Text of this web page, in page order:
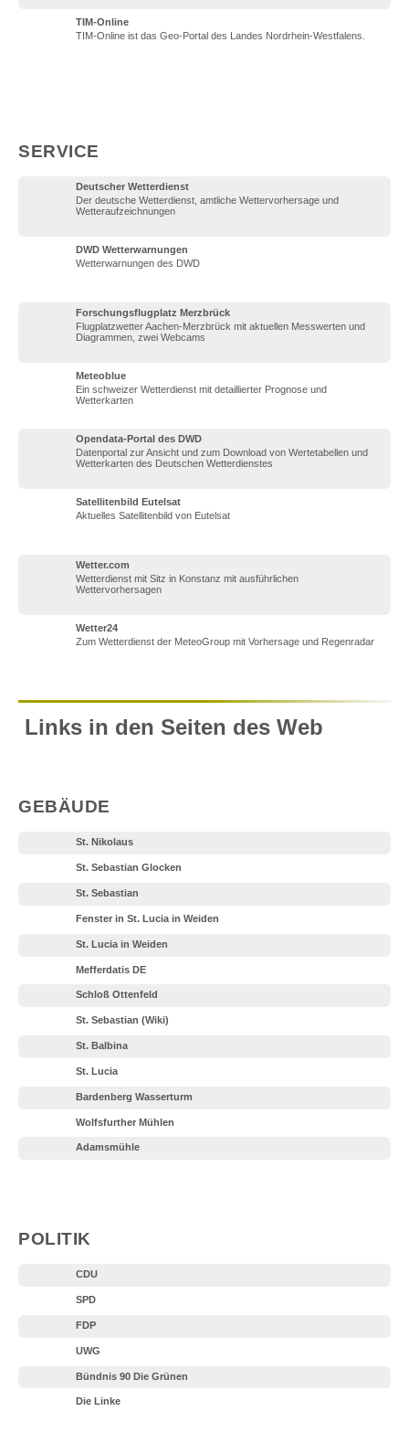
TIM-Online
TIM-Online ist das Geo-Portal des Landes Nordrhein-Westfalens.
SERVICE
Deutscher Wetterdienst
Der deutsche Wetterdienst, amtliche Wettervorhersage und
Wetteraufzeichnungen
DWD Wetterwarnungen
Wetterwarnungen des DWD
Forschungsflugplatz Merzbrück
Flugplatzwetter Aachen-Merzbrück mit aktuellen Messwerten und
Diagrammen, zwei Webcams
Meteoblue
Ein schweizer Wetterdienst mit detaillierter Prognose und
Wetterkarten
Opendata-Portal des DWD
Datenportal zur Ansicht und zum Download von Wertetabellen und
Wetterkarten des Deutschen Wetterdienstes
Satellitenbild Eutelsat
Aktuelles Satellitenbild von Eutelsat
Wetter.com
Wetterdienst mit Sitz in Konstanz mit ausführlichen
Wettervorhersagen
Wetter24
Zum Wetterdienst der MeteoGroup mit Vorhersage und Regenradar
Links in den Seiten des Web
GEBÄUDE
St. Nikolaus
St. Sebastian Glocken
St. Sebastian
Fenster in St. Lucia in Weiden
St. Lucia in Weiden
Mefferdatis DE
Schloß Ottenfeld
St. Sebastian (Wiki)
St. Balbina
St. Lucia
Bardenberg Wasserturm
Wolfsfurther Mühlen
Adamsmühle
POLITIK
CDU
SPD
FDP
UWG
Bündnis 90 Die Grünen
Die Linke